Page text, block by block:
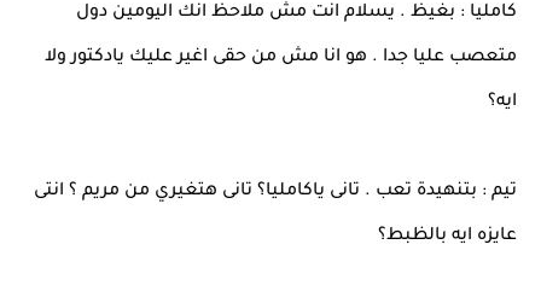
كامليا : بغيظ . يسلام انت مش ملاحظ انك اليومين دول
متعصب عليا جدا . هو انا مش من حقى اغير عليك يادكتور ولا
ايه؟
تيم : بتنهيدة تعب . تانى ياكامليا؟ تانى هتغيري من مريم ؟ انتى
عايزه ايه بالظبط؟